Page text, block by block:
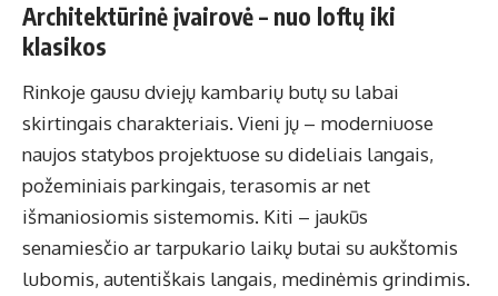
Architektūrinė įvairovė – nuo loftų iki
klasikos
Rinkoje gausu dviejų kambarių butų su labai
skirtingais charakteriais. Vieni jų – moderniuose
naujos statybos projektuose su dideliais langais,
požeminiais parkingais, terasomis ar net
išmaniosiomis sistemomis. Kiti – jaukūs
senamiesčio ar tarpukario laikų butai su aukštomis
lubomis, autentiškais langais, medinėmis grindimis.